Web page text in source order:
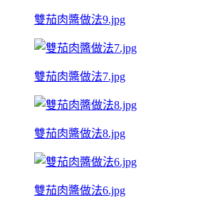
雙茄肉醬做法9.jpg
雙茄肉醬做法7.jpg
雙茄肉醬做法8.jpg
雙茄肉醬做法6.jpg